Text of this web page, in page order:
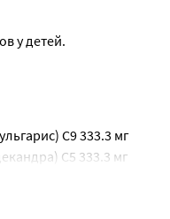
контейнер.
повернув
в пакет-саше и
у детей.
C9 333.3 мг
C5 333.3 мг
- до 1 мл.